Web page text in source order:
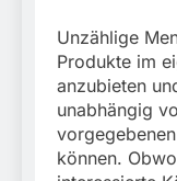
Unzählige
Produkte im
anzubieten
unabhängig
können.